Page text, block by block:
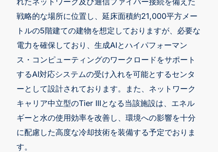
戦略的な場所に位置し、延床面積約21,000平方メー
トルの5階建ての建物を想定しておりますが、必要な
電力を確保しており、生成AIとハイパフォーマン
ス・コンピューティングのワークロードをサポート
するAI対応システムの受け入れを可能とするセンタ
ーとして設計されております。また、ネットワーク
キャリア中立型のTier IIIとなる当該施設は、エネル
ギーと水の使用効率を改善し、環境への影響を十分
に配慮した高度な冷却技術を装備する予定でおりま
す。